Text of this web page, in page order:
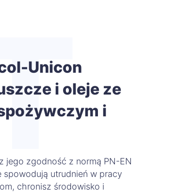
Unicon
i oleje ze
i
jego zgodność z normą PN-EN
spowodują utrudnień w pracy
chronisz środowisko i